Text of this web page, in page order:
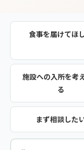
食事を届けてほ
施設への入所を考
る
まず相談した